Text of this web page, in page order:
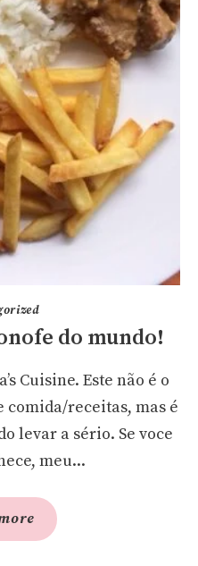
do mundo!
Cuisine. Este não é o
receitas, mas é
levar a sério. Se voce
meu...